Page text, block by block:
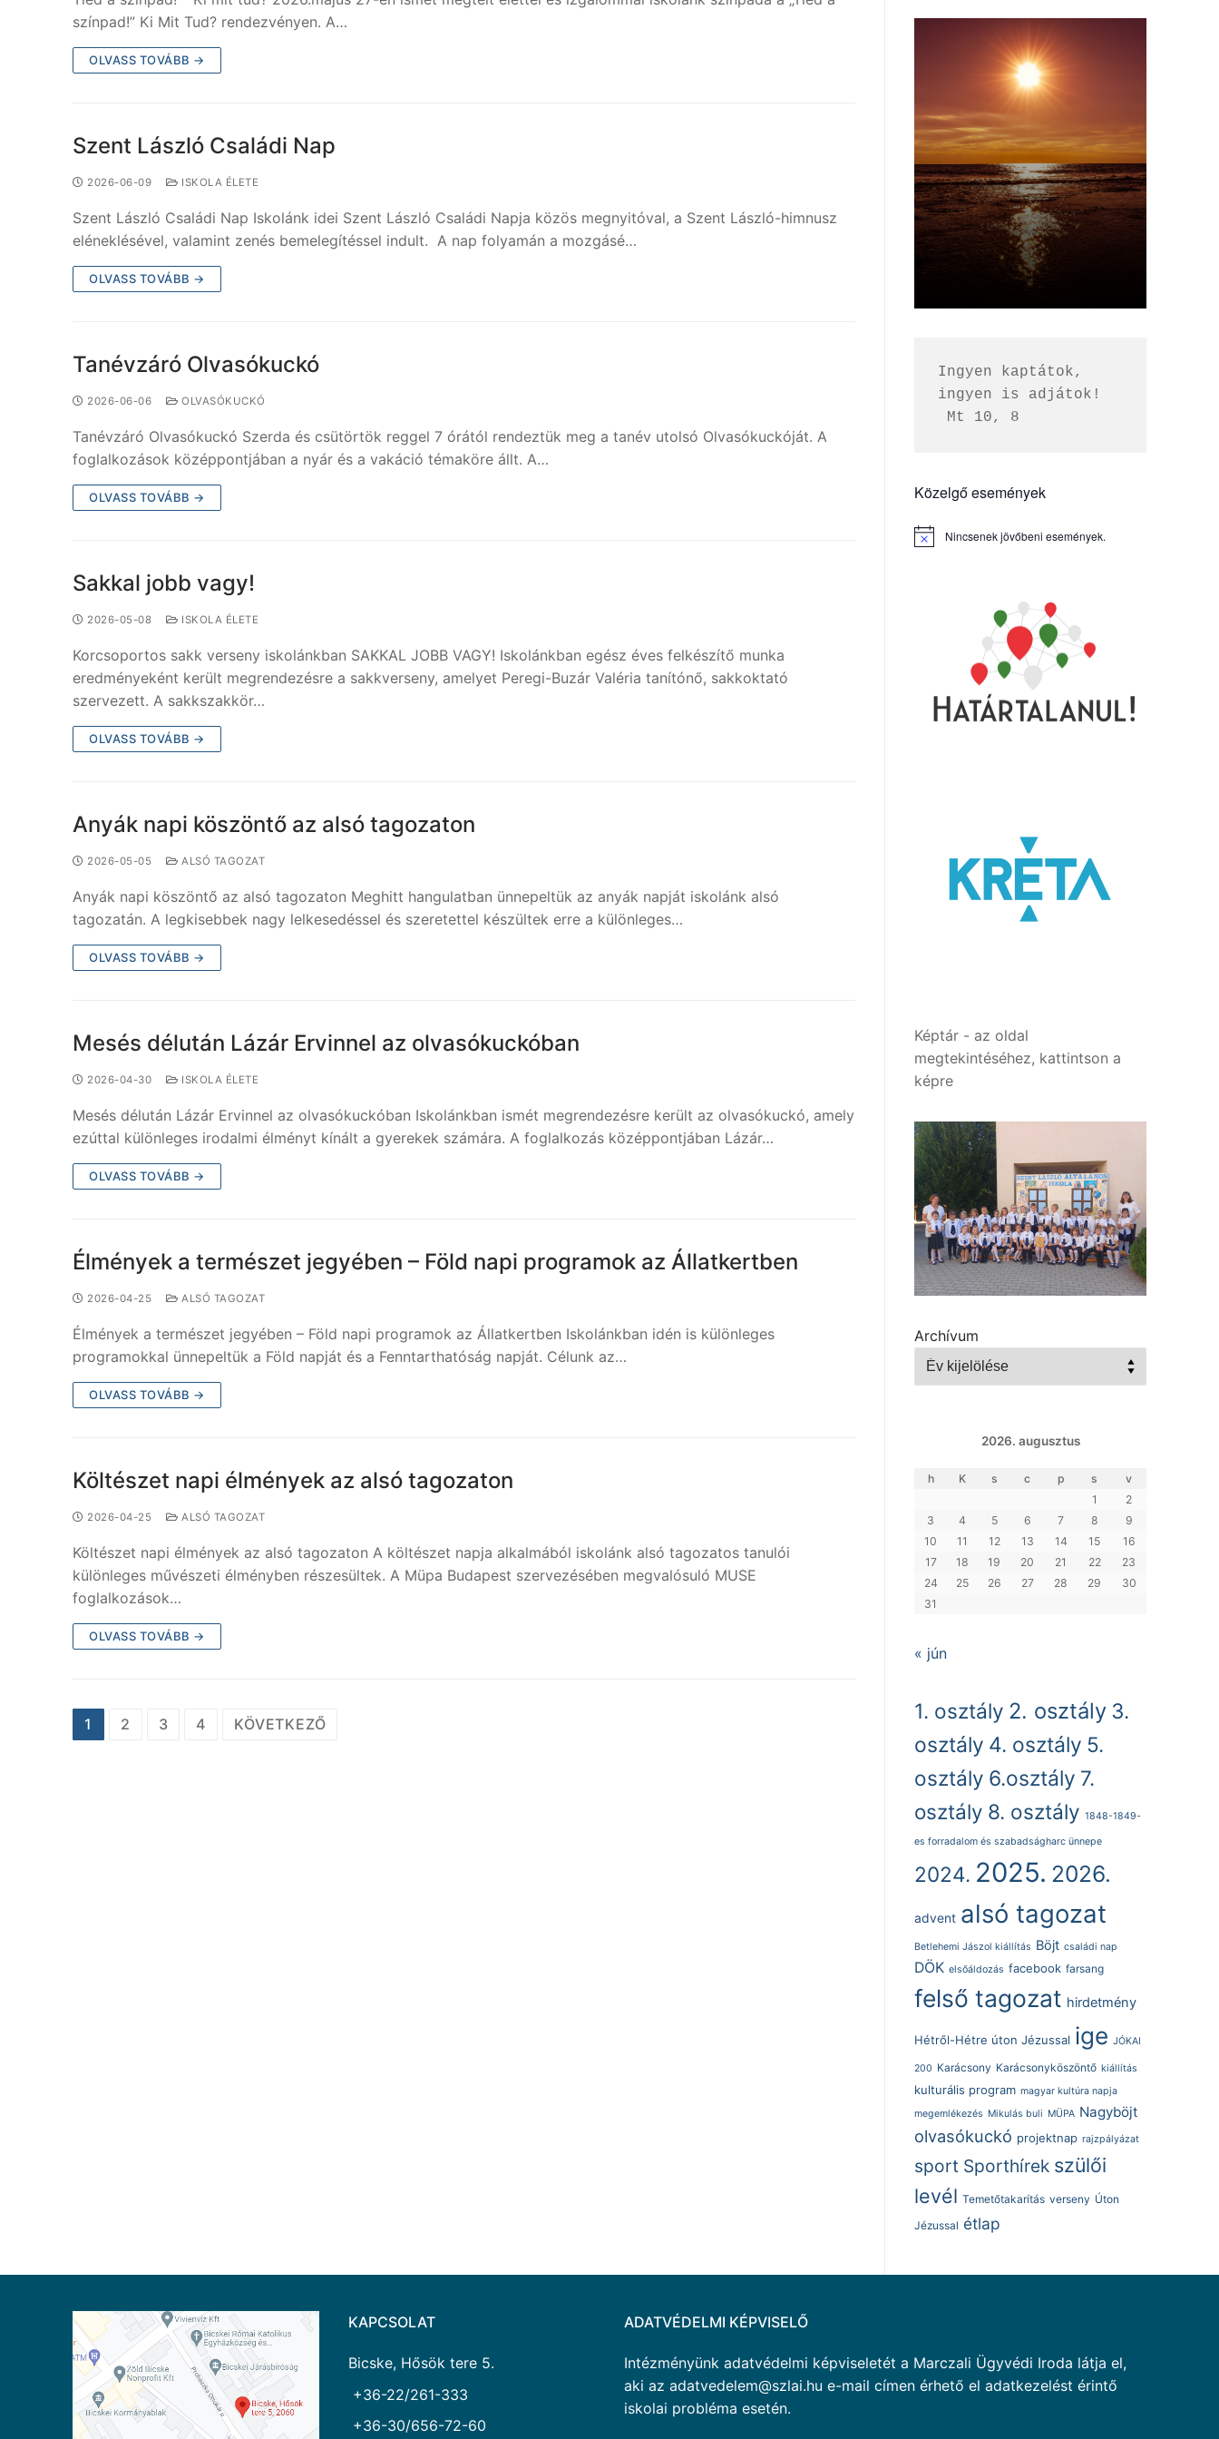
színpad!” Ki Mit Tud? rendezvényen. A…
OLVASS TOVÁBB →
Szent László Családi Nap
2026-06-09 ISKOLA ÉLETE
Szent László Családi Nap Iskolánk idei Szent László Családi Napja közös megnyitóval, a Szent László-himnusz
eléneklésével, valamint zenés bemelegítéssel indult. A nap folyamán a mozgásé…
OLVASS TOVÁBB →
Tanévzáró Olvasókuckó
2026-06-06 OLVASÓKUCKÓ
Tanévzáró Olvasókuckó Szerda és csütörtök reggel 7 órától rendeztük meg a tanév utolsó Olvasókuckóját. A
foglalkozások középpontjában a nyár és a vakáció témaköre állt. A…
OLVASS TOVÁBB →
Sakkal jobb vagy!
2026-05-08 ISKOLA ÉLETE
Korcsoportos sakk verseny iskolánkban SAKKAL JOBB VAGY! Iskolánkban egész éves felkészítő munka
eredményeként került megrendezésre a sakkverseny, amelyet Peregi-Buzár Valéria tanítónő, sakkoktató
szervezett. A sakkszakkör…
OLVASS TOVÁBB →
Anyák napi köszöntő az alsó tagozaton
2026-05-05 ALSÓ TAGOZAT
Anyák napi köszöntő az alsó tagozaton Meghitt hangulatban ünnepeltük az anyák napját iskolánk alsó
tagozatán. A legkisebbek nagy lelkesedéssel és szeretettel készültek erre a különleges…
OLVASS TOVÁBB →
Mesés délután Lázár Ervinnel az olvasókuckóban
2026-04-30 ISKOLA ÉLETE
Mesés délután Lázár Ervinnel az olvasókuckóban Iskolánkban ismét megrendezésre került az olvasókuckó, amely
ezúttal különleges irodalmi élményt kínált a gyerekek számára. A foglalkozás középpontjában Lázár…
OLVASS TOVÁBB →
Élmények a természet jegyében – Föld napi programok az Állatkertben
2026-04-25 ALSÓ TAGOZAT
Élmények a természet jegyében – Föld napi programok az Állatkertben Iskolánkban idén is különleges
programokkal ünnepeltük a Föld napját és a Fenntarthatóság napját. Célunk az…
OLVASS TOVÁBB →
Költészet napi élmények az alsó tagozaton
2026-04-25 ALSÓ TAGOZAT
Költészet napi élmények az alsó tagozaton A költészet napja alkalmából iskolánk alsó tagozatos tanulói
különleges művészeti élményben részesültek. A Müpa Budapest szervezésében megvalósuló MUSE
foglalkozások…
OLVASS TOVÁBB →
1 2 3 4 KÖVETKEZŐ
Ingyen kaptátok,
ingyen is adjátok!
Mt 10, 8
Közelgő események
Notice Nincsenek jövőbeni események.
Képtár - az oldal
megtekintéséhez, kattintson a
képre
Archívum
2026. augusztus
h K s c p s
v
1
2
3
4 5 6 7 8
9
10
11 12 13 14 15
16
17
18 19 20 21 22
23
24
25 26 27 28 29
30
31
« jún
1. osztály 2. osztály 3.
osztály 4. osztály 5.
osztály 6.osztály 7.
osztály 8. osztály 1848-1849-
es forradalom és szabadságharc ünnepe
2024. 2025. 2026.
advent alsó tagozat
Betlehemi Jászol kiállítás Böjt családi nap
DÖK elsőáldozás facebook farsang
felső tagozat hirdetmény
Hétről-Hétre úton Jézussal ige JÓKAI
200 Karácsony Karácsonyköszöntő kiállítás
kulturális program magyar kultúra napja
megemlékezés Mikulás buli MÜPA Nagyböjt
olvasókuckó projektnap rajzpályázat
sport Sporthírek szülői
levél Temetőtakarítás verseny Úton
Jézussal étlap
KAPCSOLAT
Bicske, Hősök tere 5.
+36-22/261-333
+36-30/656-72-60
ADATVÉDELMI KÉPVISELŐ
Intézményünk adatvédelmi képviseletét a Marczali Ügyvédi Iroda látja el,
aki az adatvedelem@szlai.hu e-mail címen érhető el adatkezelést érintő
iskolai probléma esetén.